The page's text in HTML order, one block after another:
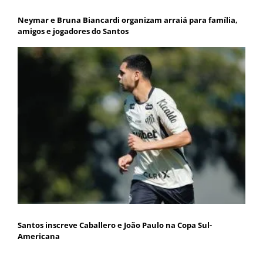
Neymar e Bruna Biancardi organizam arraiá para família,
amigos e jogadores do Santos
Santos inscreve Caballero e João Paulo na Copa Sul-
Americana